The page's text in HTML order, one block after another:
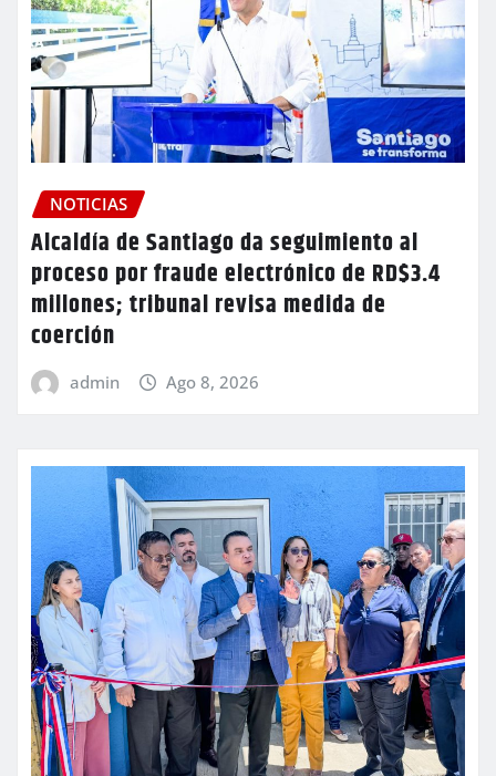
NOTICIAS
Alcaldía de Santiago da seguimiento al
proceso por fraude electrónico de RD$3.4
millones; tribunal revisa medida de
coerción
admin Ago 8, 2026